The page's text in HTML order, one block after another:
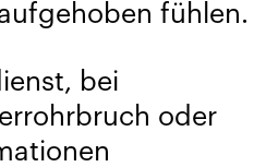
fühlen.
bei
oder